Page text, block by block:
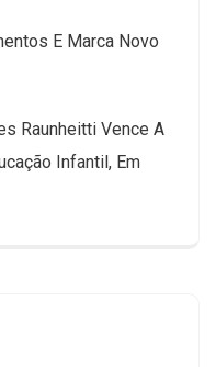
E Marca Novo
Raunheitti Vence A
Infantil, Em